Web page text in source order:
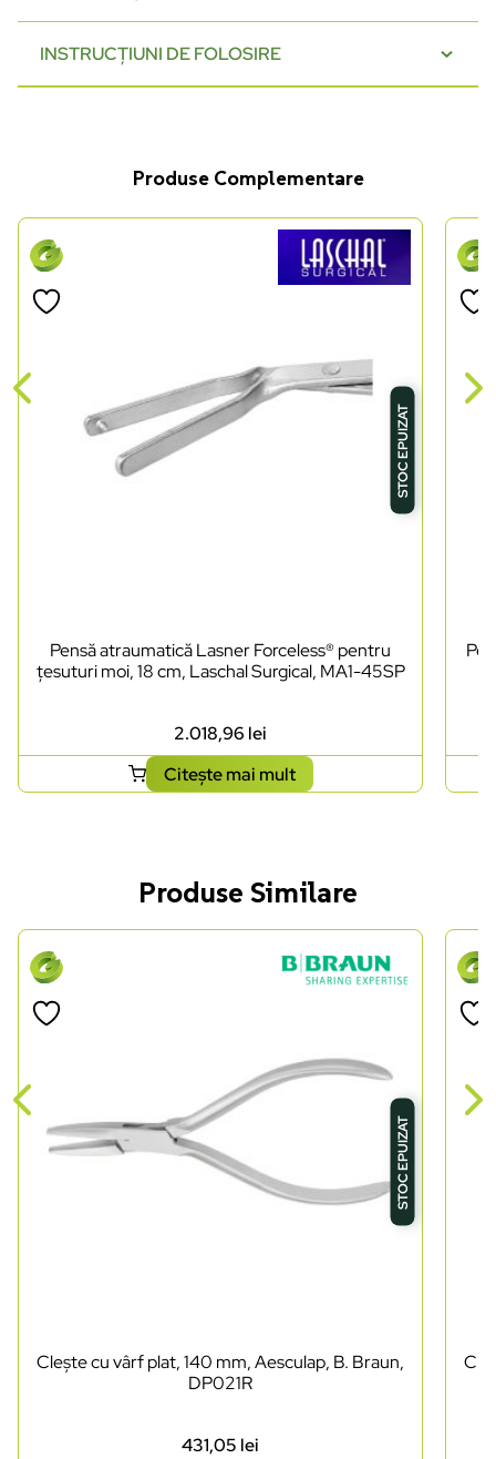
INSTRUCȚIUNI DE FOLOSIRE
Produse Complementare
STOC EPUIZAT
Pensă atraumatică Lasner Forceless® pentru
țesuturi moi, 18 cm, Laschal Surgical, MA1-45SP
2.018,96 lei
Citește mai mult
Produse Similare
STOC EPUIZAT
Clește cu vârf plat, 140 mm, Aesculap, B. Braun,
DP021R
431,05 lei